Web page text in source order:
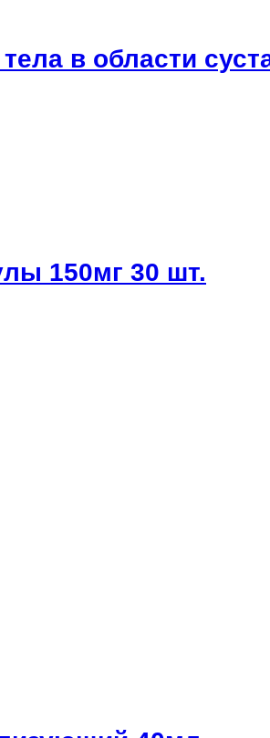
в области
150мг 30 шт.